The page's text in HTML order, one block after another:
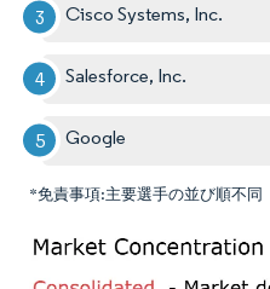
Cisco Systems, Inc.
Salesforce, Inc.
Google
*免責事項:主要選手の並び順不同